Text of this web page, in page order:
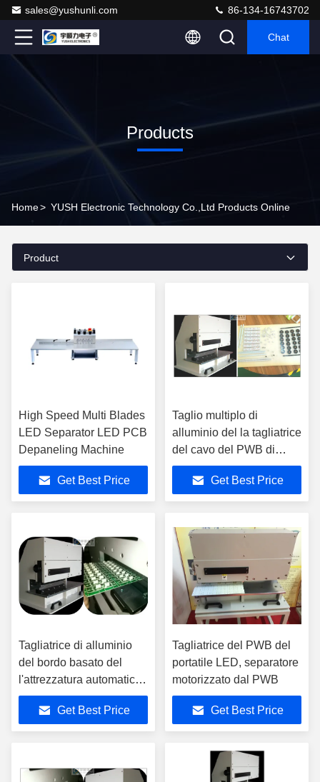
sales@yushunli.com 86-134-16743702
Chat
Products
Home> YUSH Electronic Technology Co.,Ltd Products Online
Product
High Speed Multi Blades
LED Separator LED PCB
Depaneling Machine
Get Best Price
Taglio multiplo di
alluminio del la tagliatrice
del cavo del PWB di
lunghezza di taglio di
1.2m
Get Best Price
Tagliatrice di alluminio
del bordo basato del
l'attrezzatura automatica
del PWB Depaneling
Get Best Price
Tagliatrice del PWB del
portatile LED, separatore
motorizzato dal PWB
Get Best Price